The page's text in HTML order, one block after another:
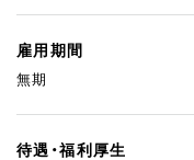
雇用期間
無期
待遇・福利厚生